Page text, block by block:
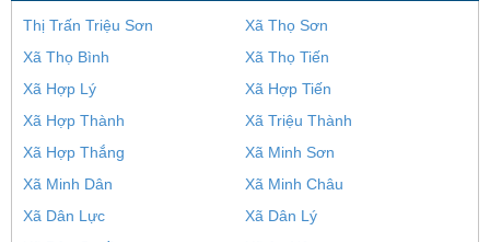
Thị Trấn Triệu Sơn
Xã Thọ Sơn
Xã Thọ Bình
Xã Thọ Tiến
Xã Hợp Lý
Xã Hợp Tiến
Xã Hợp Thành
Xã Triệu Thành
Xã Hợp Thắng
Xã Minh Sơn
Xã Minh Dân
Xã Minh Châu
Xã Dân Lực
Xã Dân Lý